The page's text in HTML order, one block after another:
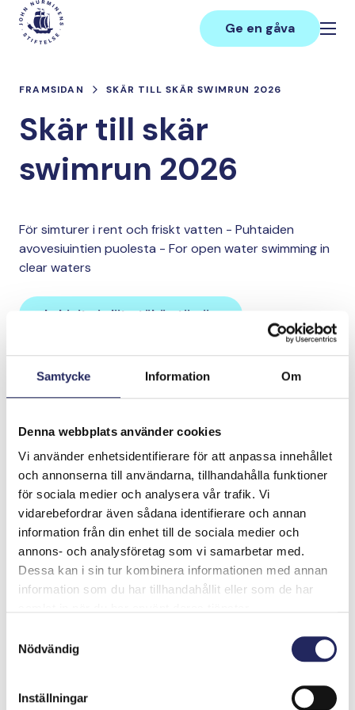
Samtycke Information Om
Denna webbplats använder cookies
Vi använder enhetsidentifierare för att anpassa innehållet
och annonserna till användarna, tillhandahålla funktioner
för sociala medier och analysera vår trafik. Vi
vidarebefordrar även sådana identifierare och annan
information från din enhet till de sociala medier och
annons- och analysföretag som vi samarbetar med.
Dessa kan i sin tur kombinera informationen med annan
information som du har tillhandahållit eller som de har
Nödvändig
Inställningar
Hoppa
innehåll
Main
Ge en gåva
FRAMSIDAN SKÄR TILL SKÄR SWIMRUN 2026
Skär till skär
swimrun 2026
För simturer i rent och friskt vatten - Puhtaiden
avovesiuintien puolesta - For open water swimming in
clear waters
Lahjoita ja liity tähän tiimiin
Tiimin lahjoitukset yhteensä:
20 €
Tiimille tehdyt
lahjoitukset
Skär till skär swimrun 2026